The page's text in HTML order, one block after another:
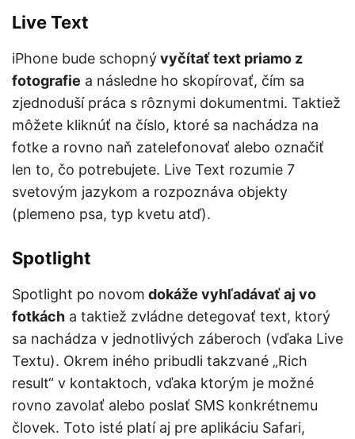
Live Text
iPhone bude schopnývyčítať text priamo z
fotografie a následne ho skopírovať, čím sa
zjednoduší práca s rôznymi dokumentmi. Taktiež
môžete kliknúť na číslo, ktoré sa nachádza na
fotke a rovno naň zatelefonovať alebo označiť
len to, čo potrebujete. Live Text rozumie 7
svetovým jazykom a rozpoznáva objekty
(plemeno psa, typ kvetu atď).
Spotlight
Spotlight po novom dokáže vyhľadávať aj vo
fotkách a taktiež zvládne detegovať text, ktorý
sa nachádza v jednotlivých záberoch (vďaka Live
Textu). Okrem iného pribudli takzvané „Rich
result“ v kontaktoch, vďaka ktorým je možné
rovno zavolať alebo poslať SMS konkrétnemu
človek. Toto isté platí aj pre aplikáciu Safari,